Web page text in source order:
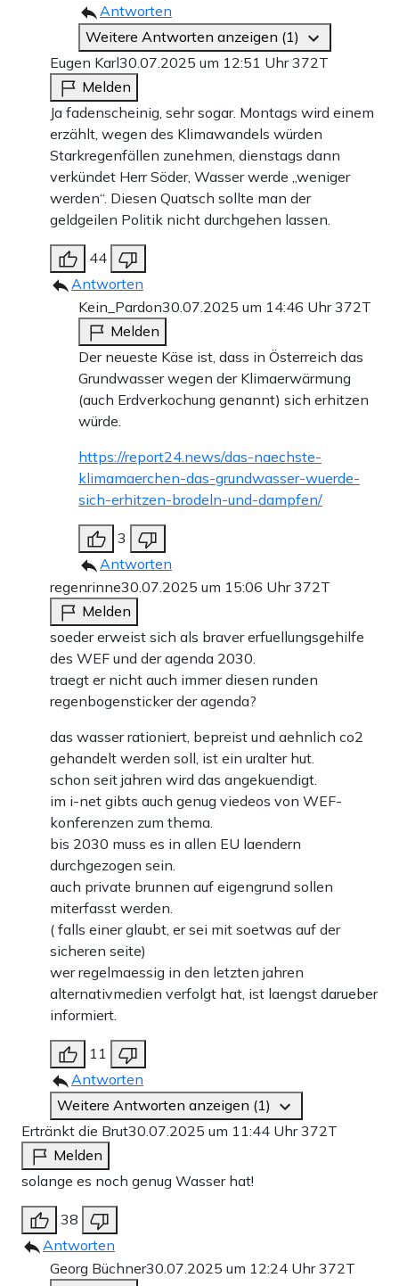
Antworten
Weitere Antworten anzeigen (1)
Eugen Karl30.07.2025 um 12:51 Uhr372T
Melden
Ja fadenscheinig, sehr sogar. Montags wird einem
erzählt, wegen des Klimawandels würden
Starkregenfällen zunehmen, dienstags dann
verkündet Herr Söder, Wasser werde „weniger
werden“. Diesen Quatsch sollte man der
geldgeilen Politik nicht durchgehen lassen.
44
Antworten
Kein_Pardon30.07.2025 um 14:46 Uhr372T
Melden
Der neueste Käse ist, dass in Österreich das
Grundwasser wegen der Klimaerwärmung
(auch Erdverkochung genannt) sich erhitzen
würde.
https://report24.news/das-naechste-
klimamaerchen-das-grundwasser-wuerde-
sich-erhitzen-brodeln-und-dampfen/
3
Antworten
regenrinne30.07.2025 um 15:06 Uhr372T
Melden
soeder erweist sich als braver erfuellungsgehilfe
des WEF und der agenda 2030.
traegt er nicht auch immer diesen runden
regenbogensticker der agenda?
das wasser rationiert, bepreist und aehnlich co2
gehandelt werden soll, ist ein uralter hut.
schon seit jahren wird das angekuendigt.
im i-net gibts auch genug viedeos von WEF-
konferenzen zum thema.
bis 2030 muss es in allen EU laendern
durchgezogen sein.
auch private brunnen auf eigengrund sollen
miterfasst werden.
( falls einer glaubt, er sei mit soetwas auf der
sicheren seite)
wer regelmaessig in den letzten jahren
alternativmedien verfolgt hat, ist laengst darueber
informiert.
11
Antworten
Weitere Antworten anzeigen (1)
Ertränkt die Brut30.07.2025 um 11:44 Uhr372T
Melden
solange es noch genug Wasser hat!
38
Antworten
Georg Büchner30.07.2025 um 12:24 Uhr372T